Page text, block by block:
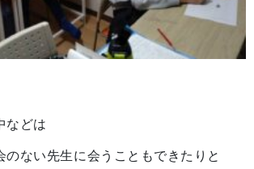
などは
のない先生に会うこともできたりと